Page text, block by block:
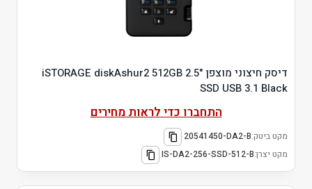
דיסק חיצוני מוצפן "2.5 iSTORAGE diskAshur2 512GB
SSD USB 3.1 Black
התחברו כדי לראות מחירים
מקט ביטק:20541450-DA2-B
מקט יצרן:IS-DA2-256-SSD-512-B